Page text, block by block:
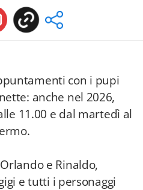
con i pupi
anche nel 2026,
11.00 e dal martedì al
e Rinaldo,
e tutti i personaggi